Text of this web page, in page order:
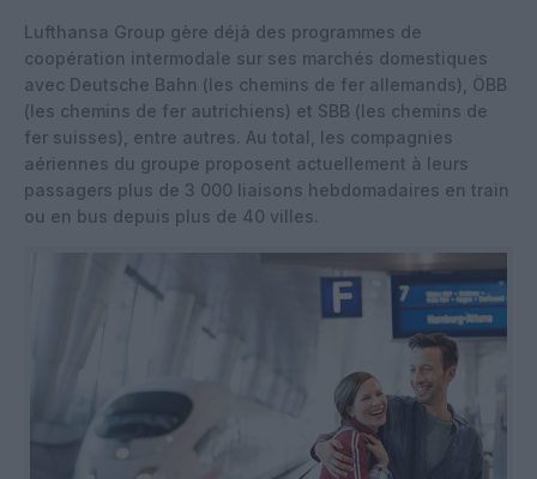
Lufthansa Group gère déjà des programmes de
coopération intermodale sur ses marchés domestiques
avec Deutsche Bahn (les chemins de fer allemands), ÖBB
(les chemins de fer autrichiens) et SBB (les chemins de
fer suisses), entre autres. Au total, les compagnies
aériennes du groupe proposent actuellement à leurs
passagers plus de 3 000 liaisons hebdomadaires en train
ou en bus depuis plus de 40 villes.